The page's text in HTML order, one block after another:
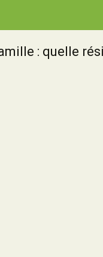
: quelle